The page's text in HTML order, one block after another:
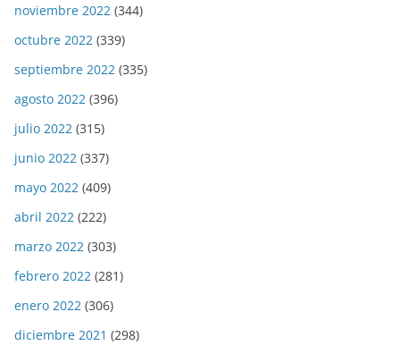
noviembre 2022 (344)
octubre 2022 (339)
septiembre 2022 (335)
agosto 2022 (396)
julio 2022 (315)
junio 2022 (337)
mayo 2022 (409)
abril 2022 (222)
marzo 2022 (303)
febrero 2022 (281)
enero 2022 (306)
diciembre 2021 (298)